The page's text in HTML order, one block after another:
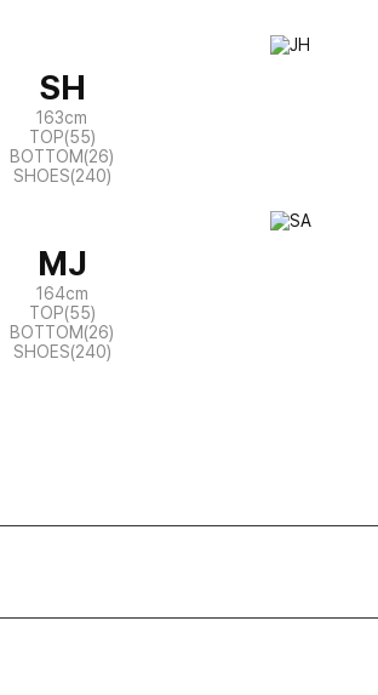
SH
163cm
TOP(55)
BOTTOM(26)
SHOES(240)
MJ
164cm
TOP(55)
BOTTOM(26)
SHOES(240)